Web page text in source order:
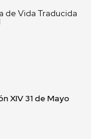
de Vida Traducida
XIV 31 de Mayo